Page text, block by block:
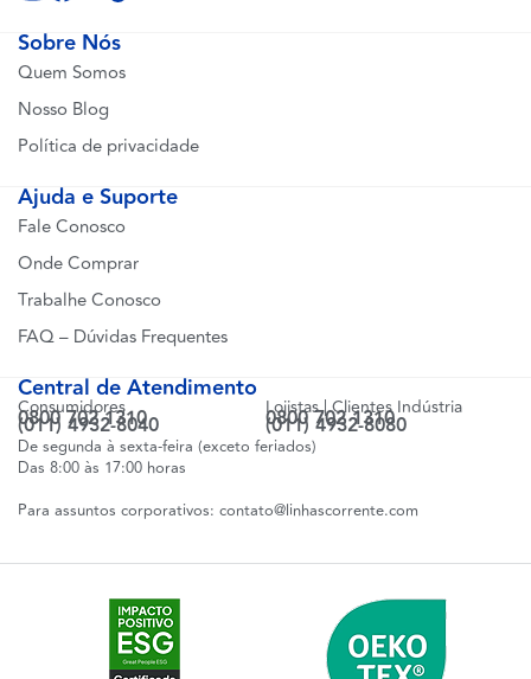
Sobre Nós
Quem Somos
Nosso Blog
Política de privacidade
Ajuda e Suporte
Fale Conosco
Onde Comprar
Trabalhe Conosco
FAQ – Dúvidas Frequentes
Central de Atendimento
Consumidores
0800 702 1310
(011) 4932-8040
Lojistas | Clientes Indústria
0800 702 1310
(011) 4932-8080
De segunda à sexta-feira (exceto feriados)
Das 8:00 às 17:00 horas
Para assuntos corporativos: contato@linhascorrente.com